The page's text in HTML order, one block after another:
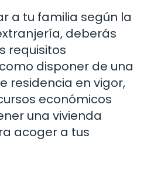
a tu familia según la
deberás
requisitos
disponer de una
residencia en vigor,
económicos
una vivienda
acoger a tus